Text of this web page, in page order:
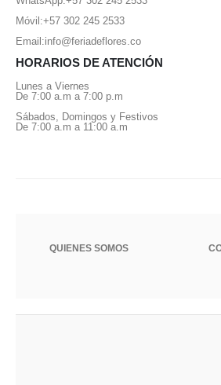
Móvil:+57 302 245 2533
Email:info@feriadeflores.co
HORARIOS DE ATENCIÓN
Lunes a Viernes
De 7:00 a.m a 7:00 p.m
Sábados, Domingos y Festivos
De 7:00 a.m a 11:00 a.m
QUIENES SOMOS